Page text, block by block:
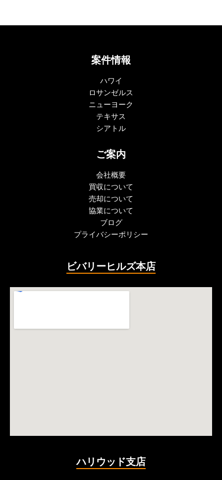
案件情報
ハワイ
ロサンゼルス
ニューヨーク
テキサス
シアトル
ご案内
会社概要
買収について
売却について
協業について
ブログ
プライバシーポリシー
ビバリーヒルズ本店
ハリウッド支店